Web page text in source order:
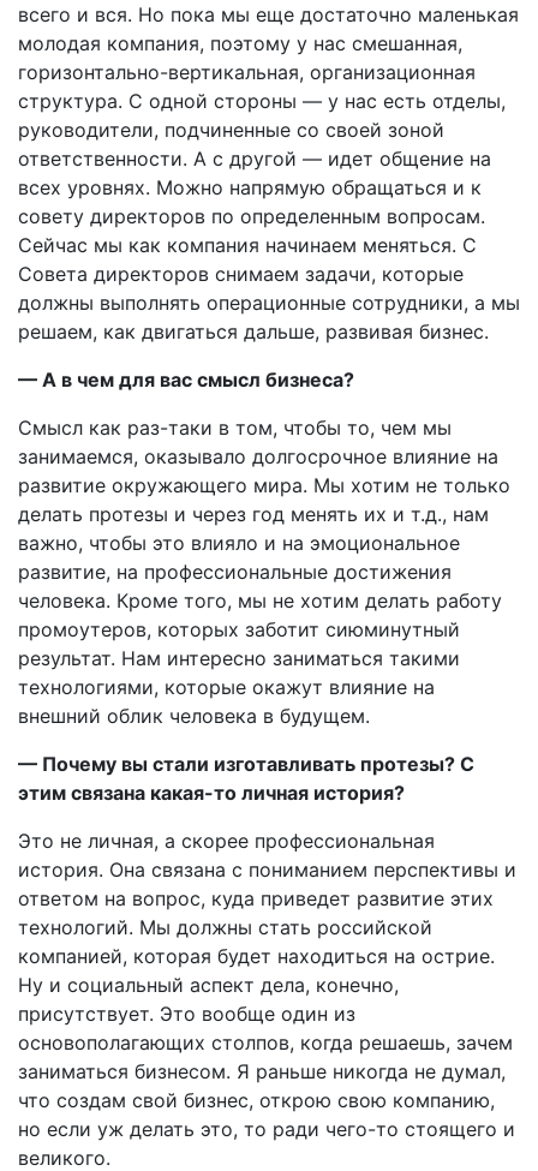
всего и вся. Но пока мы еще достаточно маленькая
молодая компания, поэтому у нас смешанная,
горизонтально-вертикальная, организационная
структура. С одной стороны — у нас есть отделы,
руководители, подчиненные со своей зоной
ответственности. А с другой — идет общение на
всех уровнях. Можно напрямую обращаться и к
совету директоров по определенным вопросам.
Сейчас мы как компания начинаем меняться. С
Совета директоров снимаем задачи, которые
должны выполнять операционные сотрудники, а мы
решаем, как двигаться дальше, развивая бизнес.
— А в чем для вас смысл бизнеса?
Смысл как раз-таки в том, чтобы то, чем мы
занимаемся, оказывало долгосрочное влияние на
развитие окружающего мира. Мы хотим не только
делать протезы и через год менять их и т.д., нам
важно, чтобы это влияло и на эмоциональное
развитие, на профессиональные достижения
человека. Кроме того, мы не хотим делать работу
промоутеров, которых заботит сиюминутный
результат. Нам интересно заниматься такими
технологиями, которые окажут влияние на
внешний облик человека в будущем.
— Почему вы стали изготавливать протезы? С
этим связана какая-то личная история?
Это не личная, а скорее профессиональная
история. Она связана с пониманием перспективы и
ответом на вопрос, куда приведет развитие этих
технологий. Мы должны стать российской
компанией, которая будет находиться на острие.
Ну и социальный аспект дела, конечно,
присутствует. Это вообще один из
основополагающих столпов, когда решаешь, зачем
заниматься бизнесом. Я раньше никогда не думал,
что создам свой бизнес, открою свою компанию,
но если уж делать это, то ради чего-то стоящего и
великого.